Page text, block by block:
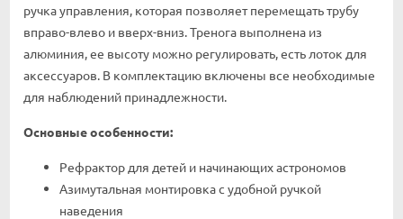
ручка управления, которая позволяет перемещать трубу
вправо-влево и вверх-вниз. Тренога выполнена из
алюминия, ее высоту можно регулировать, есть лоток для
аксессуаров. В комплектацию включены все необходимые
для наблюдений принадлежности.
Основные особенности:
Рефрактор для детей и начинающих астрономов
Азимутальная монтировка с удобной ручкой
наведения